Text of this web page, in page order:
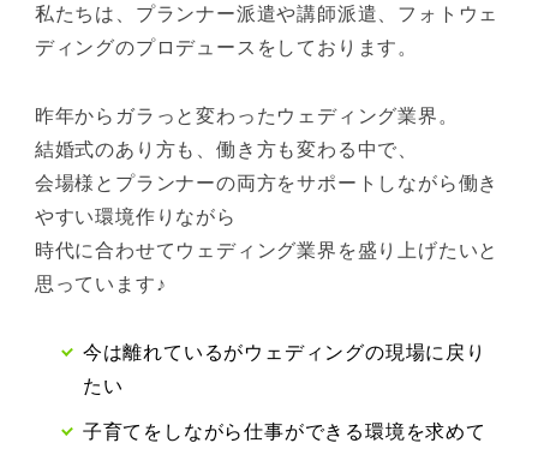
私たちは、プランナー派遣や講師派遣、フォトウェ
ディングのプロデュースをしております。
昨年からガラっと変わったウェディング業界。
結婚式のあり方も、働き方も変わる中で、
会場様とプランナーの両方をサポートしながら働き
やすい環境作りながら
時代に合わせてウェディング業界を盛り上げたいと
思っています♪
今は離れているがウェディングの現場に戻り
たい
子育てをしながら仕事ができる環境を求めて